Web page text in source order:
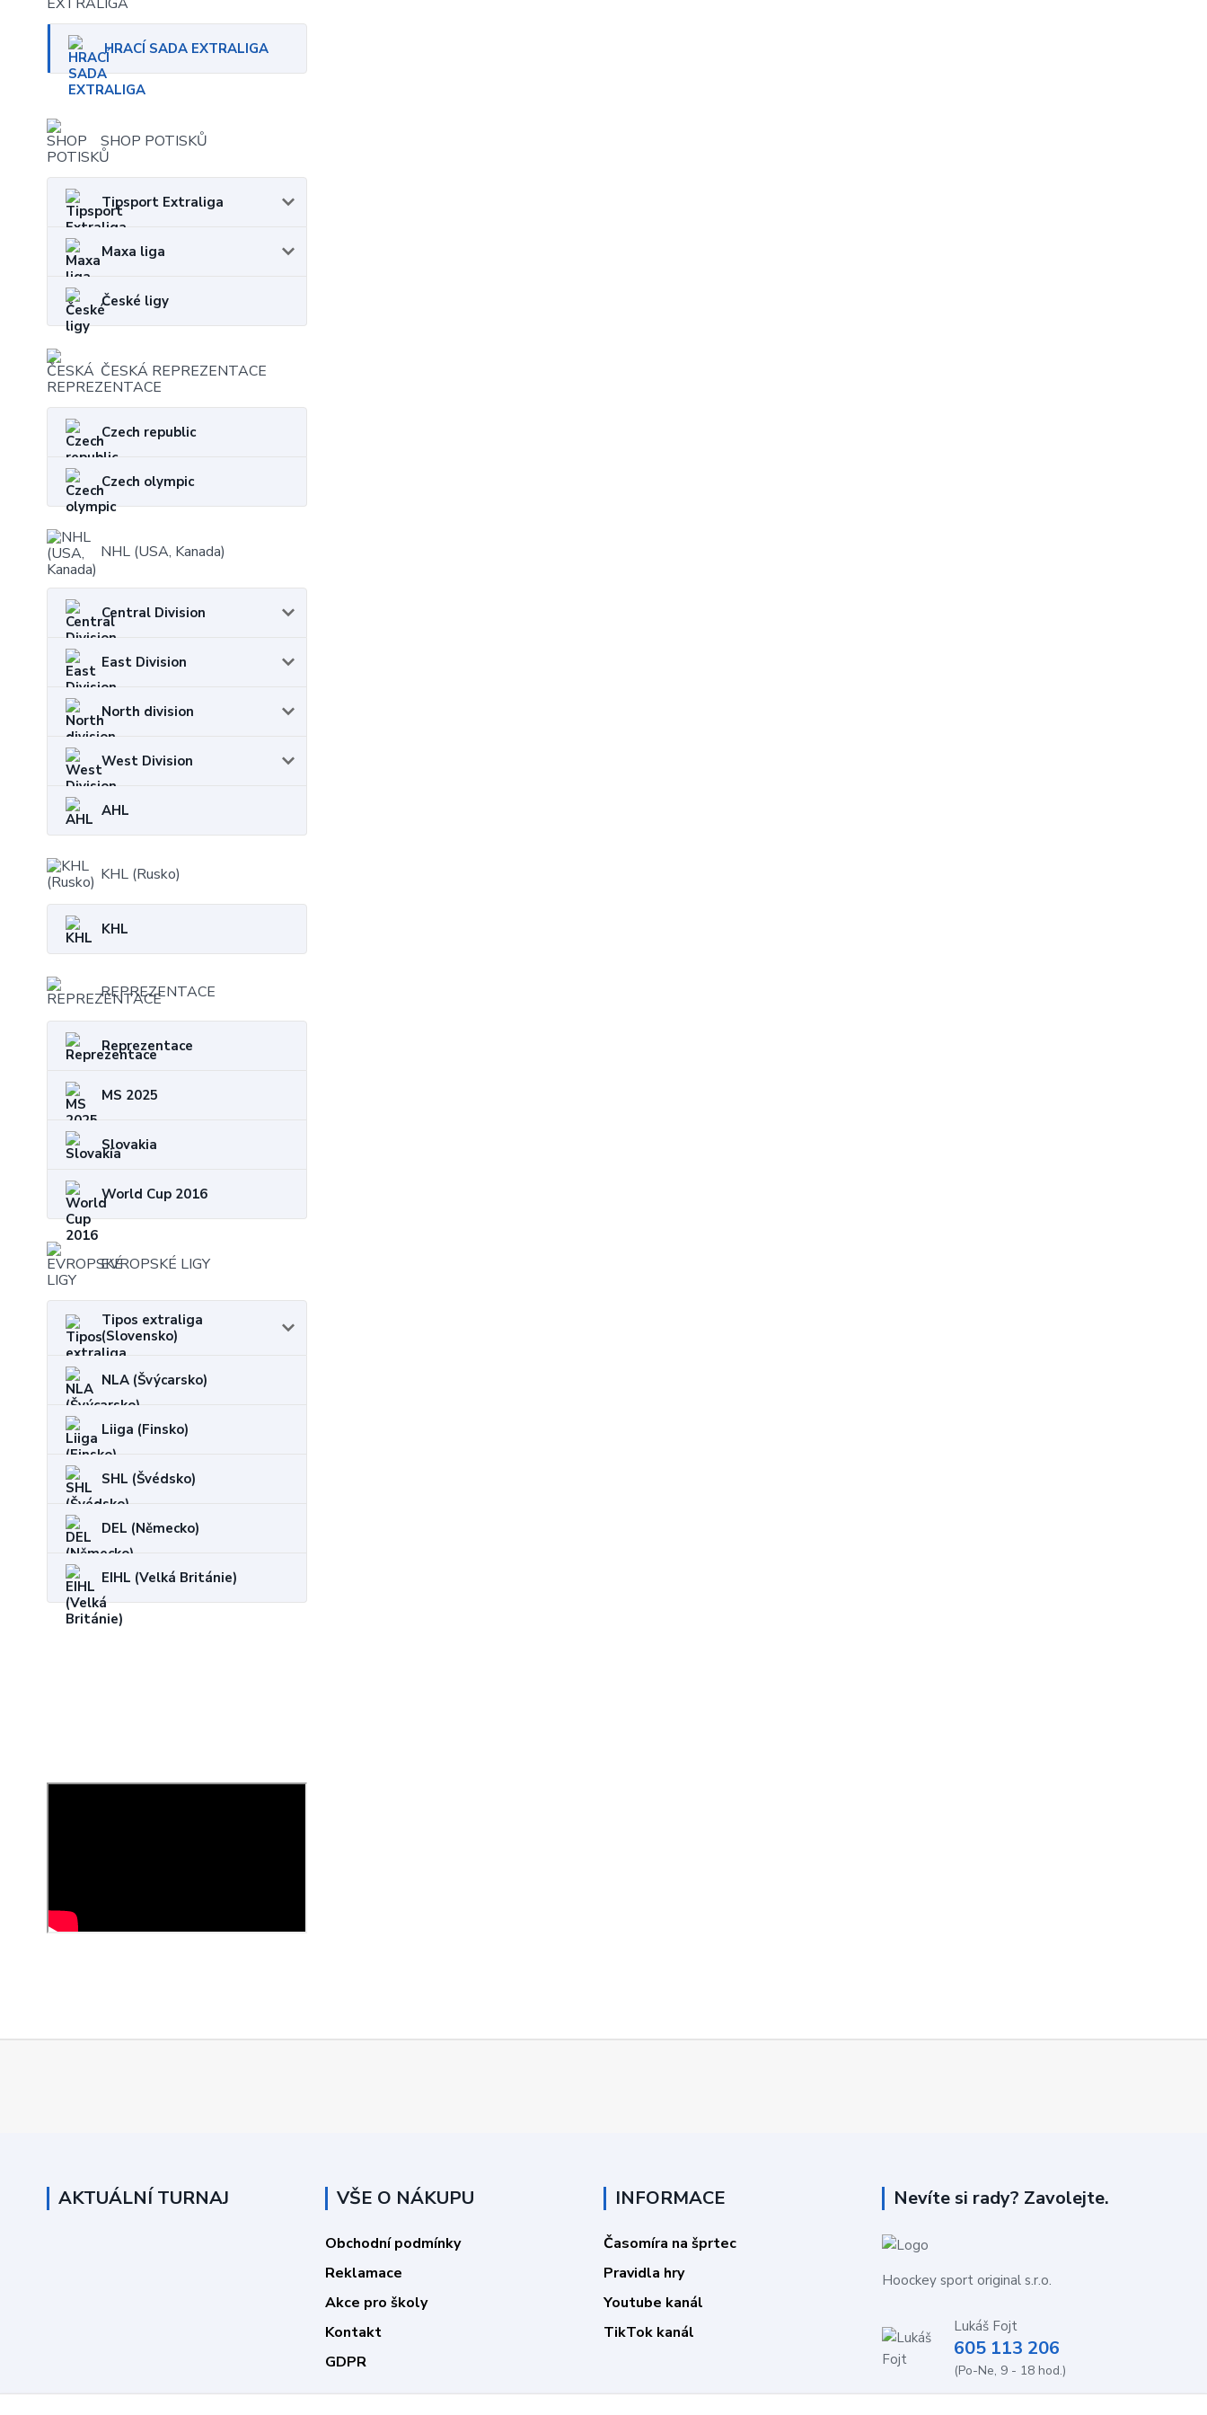
HRACÍ SADA EXTRALIGA
SHOP POTISKŮ
Tipsport Extraliga
Maxa liga
České ligy
ČESKÁ REPREZENTACE
Czech republic
Czech olympic
NHL (USA, Kanada)
Central Division
East Division
North division
West Division
AHL
KHL (Rusko)
KHL
REPREZENTACE
Reprezentace
MS 2025
Slovakia
World Cup 2016
EVROPSKÉ LIGY
Tipos extraliga
(Slovensko)
NLA (Švýcarsko)
Liiga (Finsko)
SHL (Švédsko)
DEL (Německo)
EIHL (Velká Británie)
AKTUÁLNÍ TURNAJ VŠE O NÁKUPU
Obchodní podmínky
Reklamace
Akce pro školy
Kontakt
GDPR
INFORMACE
Časomíra na šprtec
Pravidla hry
Youtube kanál
TikTok kanál
Nevíte si rady? Zavolejte.
Hoockey sport original s.r.o.
Lukáš Fojt
605 113 206
(Po-Ne, 9 - 18 hod.)